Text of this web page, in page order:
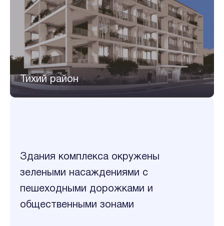
Тихий район
Здания комплекса окружены
зелеными насаждениями с
пешеходными дорожками и
общественными зонами